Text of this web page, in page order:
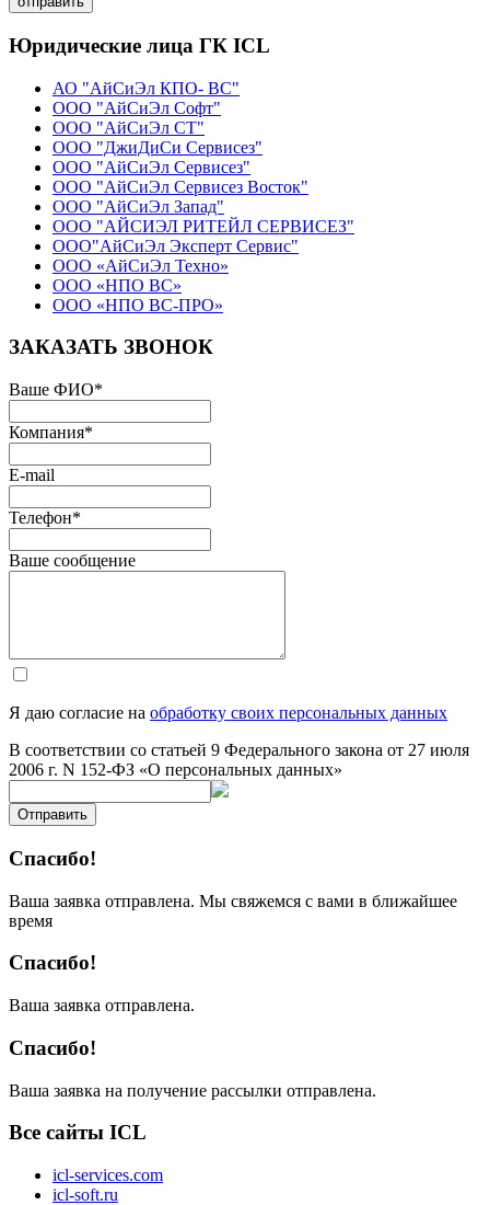
Юридические лица ГК ICL
АО "АйСиЭл КПО- ВС"
ООО "АйСиЭл Софт"
ООО "АйСиЭл СТ"
ООО "ДжиДиСи Сервисез"
ООО "АйСиЭл Сервисез"
ООО "АйСиЭл Сервисез Восток"
ООО "АйСиЭл Запад"
ООО "АЙСИЭЛ РИТЕЙЛ СЕРВИСЕЗ"
ООО"АйСиЭл Эксперт Сервис"
ООО «АйСиЭл Техно»
ООО «НПО ВС»
ООО «НПО ВС-ПРО»
ЗАКАЗАТЬ ЗВОНОК
Ваше ФИО*
Компания*
E-mail
Телефон*
Ваше сообщение
Я даю согласие на обработку своих персональных данных
В соответствии со статьей 9 Федерального закона от 27 июля
2006 г. N 152-ФЗ «О персональных данных»
Отправить
Спасибо!
Ваша заявка отправлена. Мы свяжемся с вами в ближайшее
время
Спасибо!
Ваша заявка отправлена.
Спасибо!
Ваша заявка на получение рассылки отправлена.
Все сайты ICL
icl-services.com
icl-soft.ru